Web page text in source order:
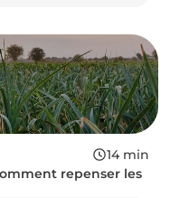
repenser les
14 min